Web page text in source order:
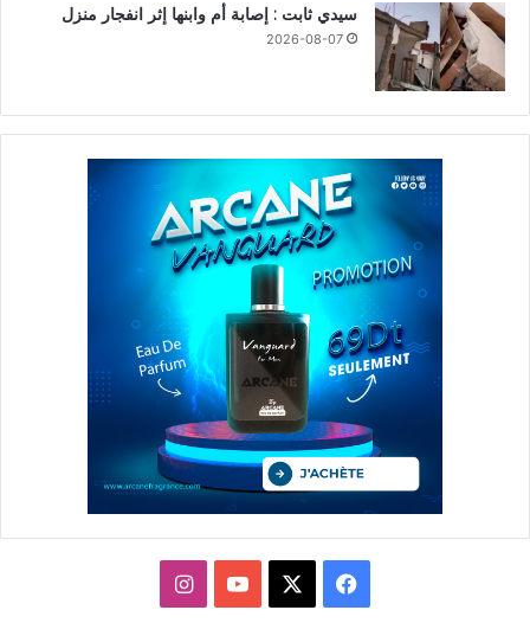
سيدي ثابت : إصابة أم وابنها إثر انفجار منزل
2026-08-07
فيسبوك يوتيوبانستقرام